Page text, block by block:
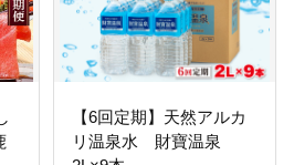
【6回定期】天然アルカ
リ温泉水 財寶温泉